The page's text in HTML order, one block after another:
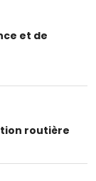
et de
routière